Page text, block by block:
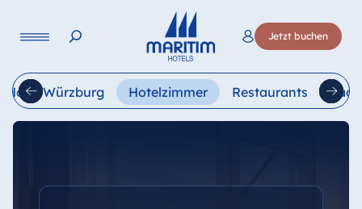
Jetzt buchen
English Français
Hotel Würzburg Hotelzimmer Restaurants